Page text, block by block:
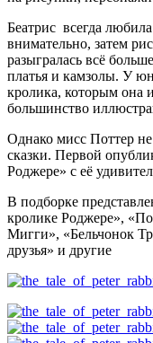
Беатрис всегда
внимательно, затем
разыгралась всё
платья и камзолы. У
кролика, которым она
большинство
Однако мисс Поттер не
сказки. Первой
Роджере» с её
В подборке
кролике Роджере»,
Мигги», «Бельчонок
друзья» и другие